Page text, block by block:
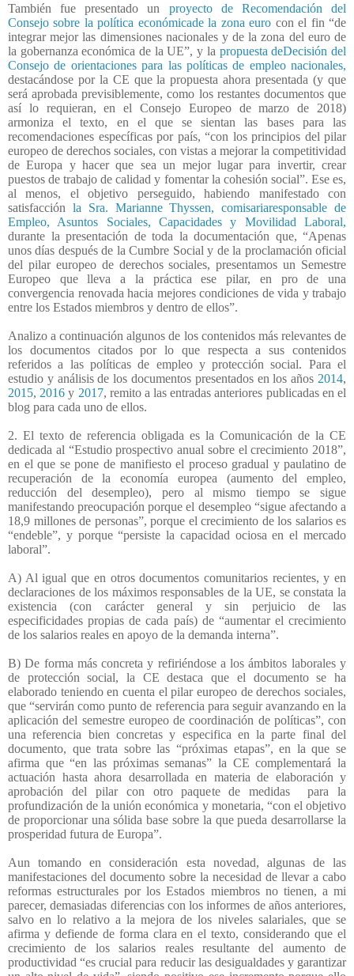
También fue presentado un proyecto de Recomendación del
Consejo sobre la política económicade la zona euro con el fin “de
integrar mejor las dimensiones nacionales y de la zona del euro de
la gobernanza económica de la UE”, y la propuesta deDecisión del
Consejo de orientaciones para las políticas de empleo nacionales,
destacándose por la CE que la propuesta ahora presentada (y que
será aprobada previsiblemente, como los restantes documentos que
así lo requieran, en el Consejo Europeo de marzo de 2018)
armoniza el texto, en el que se sientan las bases para las
recomendaciones específicas por país, “con los principios del pilar
europeo de derechos sociales, con vistas a mejorar la competitividad
de Europa y hacer que sea un mejor lugar para invertir, crear
puestos de trabajo de calidad y fomentar la cohesión social”. Ese es,
al menos, el objetivo perseguido, habiendo manifestado con
satisfacción la Sra. Marianne Thyssen, comisariaresponsable de
Empleo, Asuntos Sociales, Capacidades y Movilidad Laboral,
durante la presentación de toda la documentación que, “Apenas
unos días después de la Cumbre Social y de la proclamación oficial
del pilar europeo de derechos sociales, presentamos un Semestre
Europeo que lleva a la práctica ese pilar, en pro de una
convergencia renovada hacia mejores condiciones de vida y trabajo
entre los Estados miembros y dentro de ellos”.
Analizo a continuación algunos de los contenidos más relevantes de
los documentos citados por lo que respecta a sus contenidos
referidos a las políticas de empleo y protección social. Para el
estudio y análisis de los documentos presentados en los años 2014,
2015, 2016 y 2017, remito a las entradas anteriores publicadas en el
blog para cada uno de ellos.
2. El texto de referencia obligada es la Comunicación de la CE
dedicada al “Estudio prospectivo anual sobre el crecimiento 2018”,
en el que se pone de manifiesto el proceso gradual y paulatino de
recuperación de la economía europea (aumento del empleo,
reducción del desempleo), pero al mismo tiempo se sigue
manifestando preocupación porque el desempleo “sigue afectando a
18,9 millones de personas”, porque el crecimiento de los salarios es
“endeble”, y porque “persiste la capacidad ociosa en el mercado
laboral”.
A) Al igual que en otros documentos comunitarios recientes, y en
declaraciones de los máximos responsables de la UE, se constata la
existencia (con carácter general y sin perjuicio de las
especificidades propias de cada país) de “aumentar el crecimiento
de los salarios reales en apoyo de la demanda interna”.
B) De forma más concreta y refiriéndose a los ámbitos laborales y
de protección social, la CE destaca que el documento se ha
elaborado teniendo en cuenta el pilar europeo de derechos sociales,
que “servirán como punto de referencia para seguir avanzando en la
aplicación del semestre europeo de coordinación de políticas”, con
una referencia bien concretas y especifica en la parte final del
documento, que trata sobre las “próximas etapas”, en la que se
afirma que “en las próximas semanas” la CE complementará la
actuación hasta ahora desarrollada en materia de elaboración y
aprobación del pilar con otro paquete de medidas
para la
profundización de la unión económica y monetaria, “con el objetivo
de proporcionar una sólida base sobre la que pueda desarrollarse la
prosperidad futura de Europa”.
Aun tomando en consideración esta novedad, algunas de las
manifestaciones del documento sobre la necesidad de llevar a cabo
reformas estructurales por los Estados miembros no tienen, a mi
parecer, demasiadas diferencias con los informes de años anteriores,
salvo en lo relativo a la mejora de los niveles salariales, que se
afirma y defiende de forma clara en el texto, considerando que el
crecimiento de los salarios reales resultante del aumento de
productividad “es crucial para reducir las desigualdades y garantizar